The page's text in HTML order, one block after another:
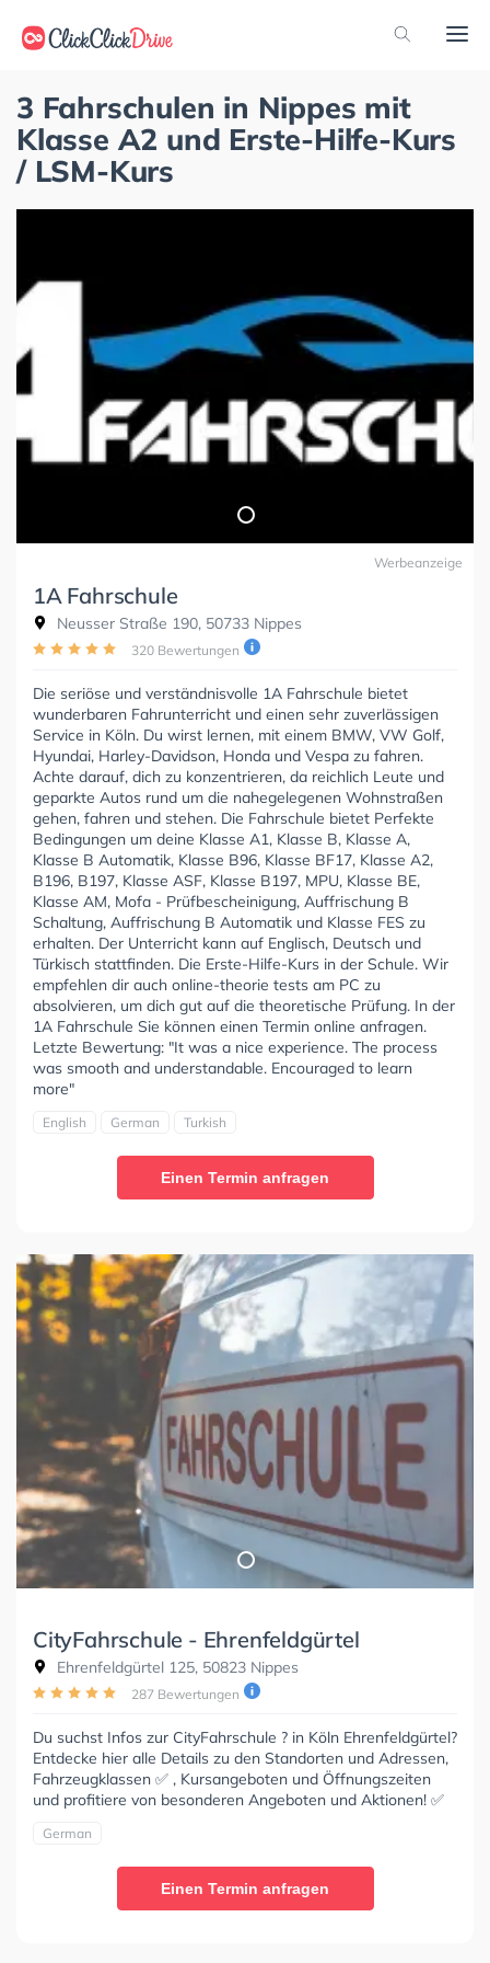
3 Fahrschulen in Nippes mit
Klasse A2 und Erste-Hilfe-Kurs
/ LSM-Kurs
Werbeanzeige
1A Fahrschule
Neusser Straße 190, 50733 Nippes
320 Bewertungen
Die seriöse und verständnisvolle 1A Fahrschule bietet
wunderbaren Fahrunterricht und einen sehr zuverlässigen
Service in Köln. Du wirst lernen, mit einem BMW, VW Golf,
Hyundai, Harley-Davidson, Honda und Vespa zu fahren.
Achte darauf, dich zu konzentrieren, da reichlich Leute und
geparkte Autos rund um die nahegelegenen Wohnstraßen
gehen, fahren und stehen. Die Fahrschule bietet Perfekte
Bedingungen um deine Klasse A1, Klasse B, Klasse A,
Klasse B Automatik, Klasse B96, Klasse BF17, Klasse A2,
B196, B197, Klasse ASF, Klasse B197, MPU, Klasse BE,
Klasse AM, Mofa - Prüfbescheinigung, Auffrischung B
Schaltung, Auffrischung B Automatik und Klasse FES zu
erhalten. Der Unterricht kann auf Englisch, Deutsch und
Türkisch stattfinden. Die Erste-Hilfe-Kurs in der Schule. Wir
empfehlen dir auch online-theorie tests am PC zu
absolvieren, um dich gut auf die theoretische Prüfung. In der
1A Fahrschule Sie können einen Termin online anfragen.
Letzte Bewertung: "It was a nice experience. The process
was smooth and understandable. Encouraged to learn
more"
English German Turkish
Einen Termin anfragen
CityFahrschule - Ehrenfeldgürtel
Ehrenfeldgürtel 125, 50823 Nippes
287 Bewertungen
Du suchst Infos zur CityFahrschule ? in Köln Ehrenfeldgürtel?
Entdecke hier alle Details zu den Standorten und Adressen,
Fahrzeugklassen ✅ , Kursangeboten und Öffnungszeiten
und profitiere von besonderen Angeboten und Aktionen! ✅
German
Einen Termin anfragen